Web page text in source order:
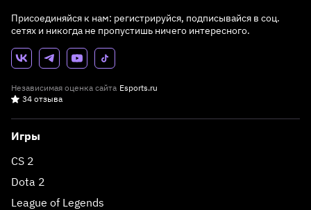
Присоединяйся к нам: регистрируйся, подписывайся в соц.
сетях и никогда не пропустишь ничего интересного.
Независимая оценка сайта Esports.ru
34 отзыва
Игры
CS 2
Dota 2
League of Legends